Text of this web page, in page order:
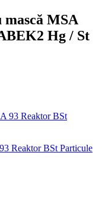
MSA
Hg / St
Reaktor BSt Particule